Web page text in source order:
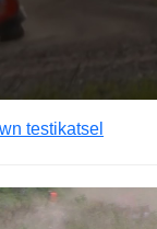
testikatsel